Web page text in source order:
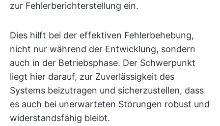
zur Fehlerberichterstellung ein.
Dies hilft bei der effektiven Fehlerbehebung,
nicht nur während der Entwicklung, sondern
auch in der Betriebsphase. Der Schwerpunkt
liegt hier darauf, zur Zuverlässigkeit des
Systems beizutragen und sicherzustellen, dass
es auch bei unerwarteten Störungen robust und
widerstandsfähig bleibt.